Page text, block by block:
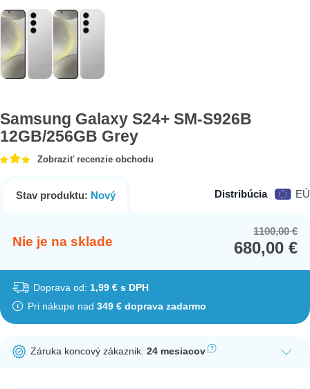
Samsung Galaxy S24+ SM-S926B
12GB/256GB Grey
Zobraziť recenzie obchodu
Stav produktu: Nový Distribúcia EÚ
Nie je na sklade
1100,00€
680,00€
Doprava od: 1,99 € s DPH
Pri nákupe nad 349 € doprava zadarmo
Záruka koncový zákaznik:24 mesiacov